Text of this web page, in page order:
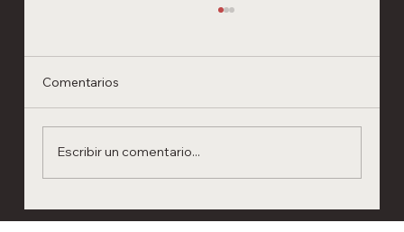
Convección forzada: La ciencia detrás de
Comentarios
Escribir un comentario...